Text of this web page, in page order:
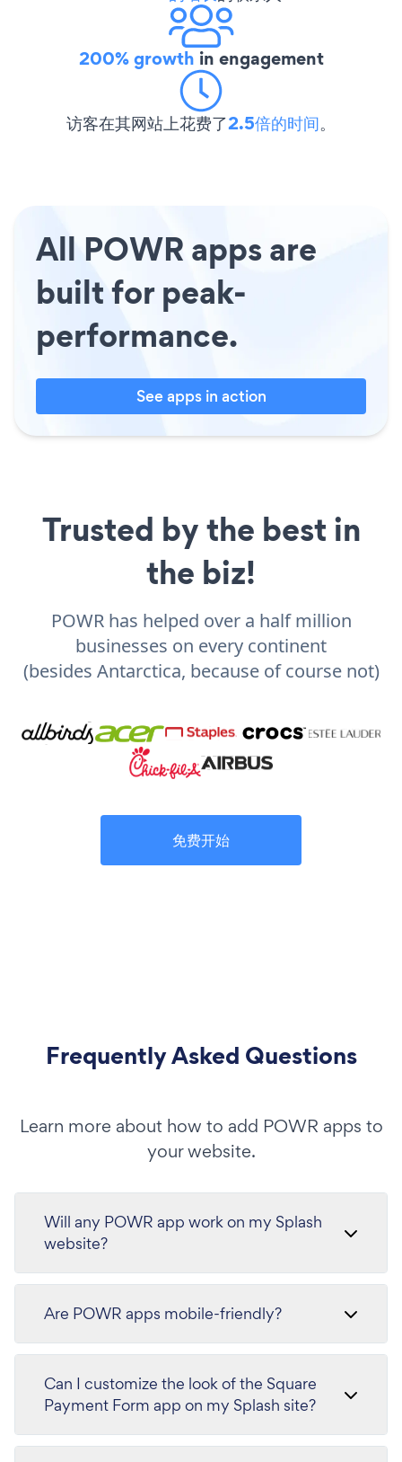
200% growth in engagement
访客在其网站上花费了2.5倍的时间。
All POWR apps are
built for peak-
performance.
See apps in action
Trusted by the best in
the biz!
POWR has helped over a half million
businesses on every continent
(besides Antarctica, because of course not)
免费开始
Frequently Asked Questions
Learn more about how to add POWR apps to
your website.
Will any POWR app work on my Splash
website?
Are POWR apps mobile-friendly?
Can I customize the look of the Square
Payment Form app on my Splash site?